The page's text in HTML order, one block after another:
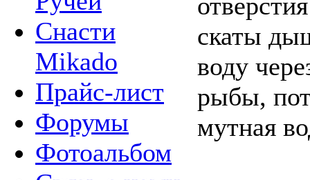
Снасти
Mikado
Прайс-лист
Форумы
Фотоальбом
скаты
воду
рыбы,
мутная